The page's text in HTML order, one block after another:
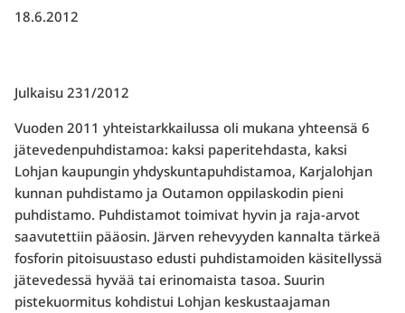
18.6.2012
Julkaisu 231/2012
Vuoden 2011 yhteistarkkailussa oli mukana yhteensä 6
jätevedenpuhdistamoa: kaksi paperitehdasta, kaksi
Lohjan kaupungin yhdyskuntapuhdistamoa, Karjalohjan
kunnan puhdistamo ja Outamon oppilaskodin pieni
puhdistamo. Puhdistamot toimivat hyvin ja raja-arvot
saavutettiin pääosin. Järven rehevyyden kannalta tärkeä
fosforin pitoisuustaso edusti puhdistamoiden käsitellyssä
jätevedessä hyvää tai erinomaista tasoa. Suurin
pistekuormitus kohdistui Lohjan keskustaajaman